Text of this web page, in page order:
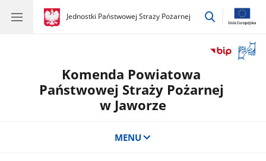
gov.pl
Jednostki Państwowej Straży Pożarnej
gov.pl
Jednostki
przejdź
okno
Komenda Powiatowa
Państwowej Straży Pożarnej
w Jaworze
MENU